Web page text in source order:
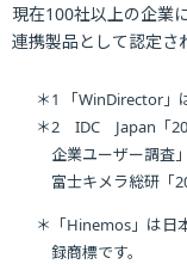
現在100社以上の企業
連携製品として認定さ
＊1 「WinDirector」
＊2 IDC Japan「
企業ユーザー調査
富士キメラ総研「
＊「Hinemos」は日
録商標です。